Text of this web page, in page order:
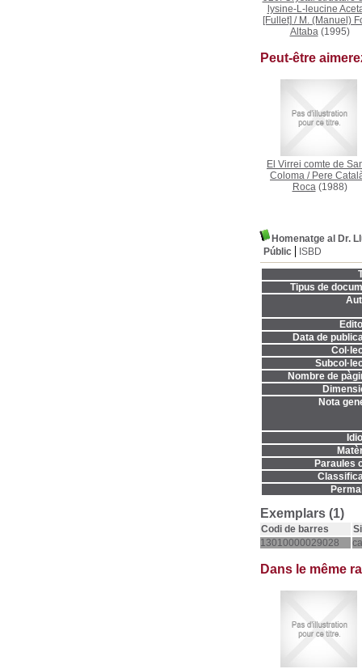
lysine-L-leucine
[Fullet] / M. (Manuel)
Altaba(1995)
Peut-être
El Virrei comte de
Coloma / Pere
Roca(1988)
Homenatge al Dr.
Públic
ISBD
Tipus de
Data de
Nombre de
Nota
Paraules
Exemplars (1)
Codi de barres
13010000029028
Dans le même